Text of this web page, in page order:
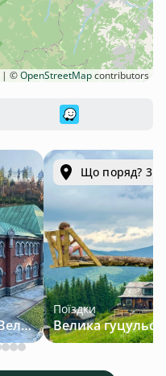
| ©OpenStreetMapcontributors
Парк-музей просто неба «Велична Україна»
Що поряд?
Поїздки